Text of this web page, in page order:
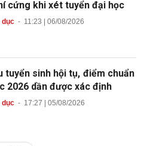
cứng khi xét tuyển đại học
dục- 11:23 | 06/08/2026
tuyển sinh hội tụ, điểm chuẩn
2026 dần được xác định
dục- 17:27 | 05/08/2026